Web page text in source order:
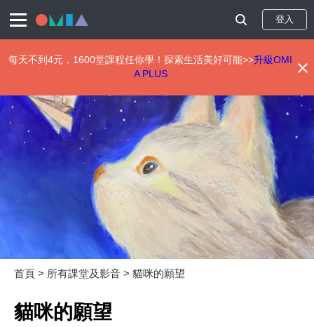
至
內
登入
每天不到4元，1600堂課程任你學！探索生活美好可能>>升級OMI
A PLUS
首頁 > 所有課堂及影音 > 貓咪的願望
貓咪的願望